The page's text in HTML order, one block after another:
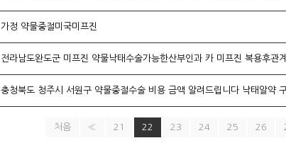
가정 약물중절미국미­프진
전라남도완도군 미프진 약물낙태수술가능한산부인과 카 미­프진 복용후관계
충청북도 청주시 서원구 약물중절수술 비용 금액 알려드립니다 낙­태알약
처음 « 21 22 23 24 25 26